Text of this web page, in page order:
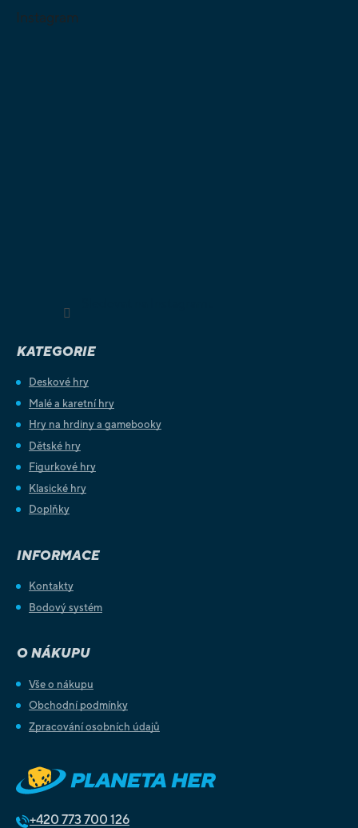
Instagram
KATEGORIE
Deskové hry
Malé a karetní hry
Hry na hrdiny a gamebooky
Dětské hry
Figurkové hry
Klasické hry
Doplňky
INFORMACE
Kontakty
Bodový systém
O NÁKUPU
Vše o nákupu
Obchodní podmínky
Zpracování osobních údajů
+420 773 700 126